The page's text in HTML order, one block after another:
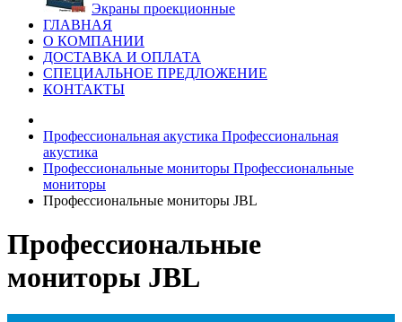
Экраны проекционные
ГЛАВНАЯ
О КОМПАНИИ
ДОСТАВКА И ОПЛАТА
СПЕЦИАЛЬНОЕ ПРЕДЛОЖЕНИЕ
КОНТАКТЫ
Профессиональная акустика Профессиональная
акустика
Профессиональные мониторы Профессиональные
мониторы
Профессиональные мониторы JBL
Профессиональные
мониторы JBL